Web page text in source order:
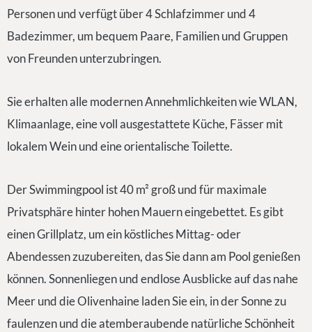
Personen und verfügt über 4 Schlafzimmer und 4
Badezimmer, um bequem Paare, Familien und Gruppen
von Freunden unterzubringen.
Sie erhalten alle modernen Annehmlichkeiten wie WLAN,
Klimaanlage, eine voll ausgestattete Küche, Fässer mit
lokalem Wein und eine orientalische Toilette.
Der Swimmingpool ist 40 m² groß und für maximale
Privatsphäre hinter hohen Mauern eingebettet. Es gibt
einen Grillplatz, um ein köstliches Mittag- oder
Abendessen zuzubereiten, das Sie dann am Pool genießen
können. Sonnenliegen und endlose Ausblicke auf das nahe
Meer und die Olivenhaine laden Sie ein, in der Sonne zu
faulenzen und die atemberaubende natürliche Schönheit